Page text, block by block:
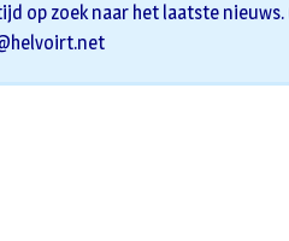
op zoek naar het laatste